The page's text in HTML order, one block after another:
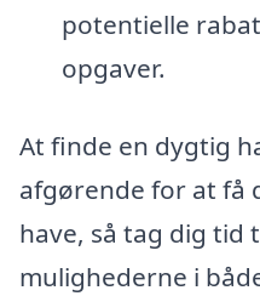
potentielle
opgaver.
At finde en dygtig
afgørende for at få
have, så tag dig tid
mulighederne i